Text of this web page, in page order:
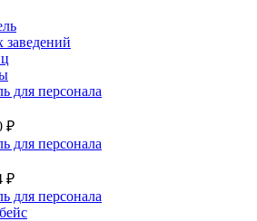
заведений
для персонала
₽
для персонала
₽
для персонала